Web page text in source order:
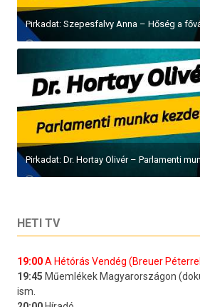
Pirkadat: Szepesfalvy Anna – Hőség a
Pirkadat: Dr. Hortay Olivér – Parlamenti
HETI TV